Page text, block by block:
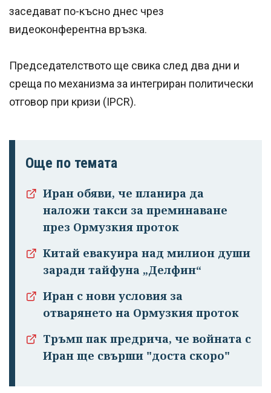
заседават по-късно днес чрез
видеоконферентна връзка.
Председателството ще свика след два дни и
среща по механизма за интегриран политически
отговор при кризи (IPCR).
Още по темата
Иран обяви, че планира да
наложи такси за преминаване
през Ормузкия проток
Китай евакуира над милион души
заради тайфуна „Делфин“
Иран с нови условия за
отварянето на Ормузкия проток
Тръмп пак предрича, че войната с
Иран ще свърши "доста скоро"